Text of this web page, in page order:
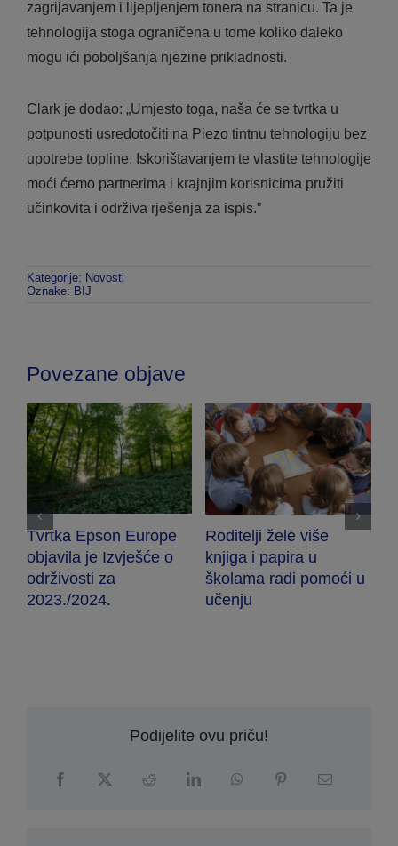
zagrijavanjem i lijepljenjem tonera na stranicu. Ta je
tehnologija stoga ograničena u tome koliko daleko
mogu ići poboljšanja njezine prikladnosti.
Clark je dodao: „Umjesto toga, naša će se tvrtka u
potpunosti usredotočiti na Piezo tintnu tehnologiju bez
upotrebe topline. Iskorištavanjem te vlastite tehnologije
moći ćemo partnerima i krajnjim korisnicima pružiti
učinkovita i održiva rješenja za ispis.”
Kategorije: Novosti
Oznake: BIJ
Povezane objave
Tvrtka Epson Europe
objavila je Izvješće o
održivosti za
2023./2024.
Roditelji žele više
knjiga i papira u
školama radi pomoći u
učenju
Podijelite ovu priču!